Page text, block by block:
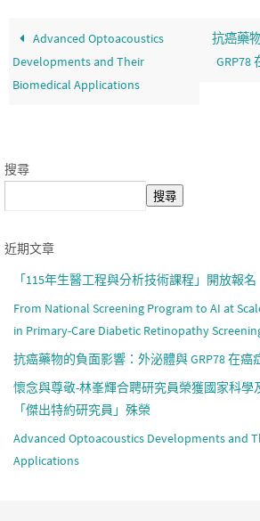
Advanced Optoacoustics
Developments and Their
Biomedical Applications
抗癌藥
GRP78
搜尋
搜尋
近期文章
「115年生醫工程與分析技術課程」開放報名
From National Screening Program to AI at
in Primary-Care Diabetic Retinopathy
抗癌藥物的負面影響：外泌體與 GRP78 在癌
懷念與尊敬-林峯輝合聘研究員榮獲國家科學
「傑出特約研究員」殊榮
Advanced Optoacoustics Developments and
Applications